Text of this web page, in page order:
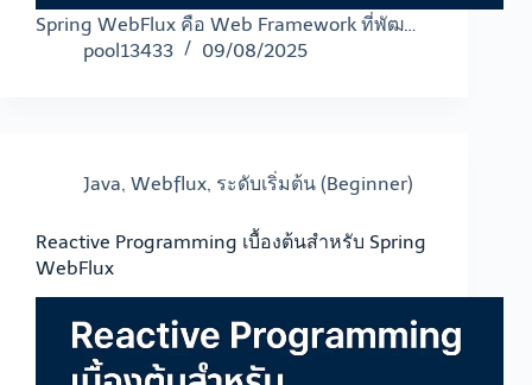
Spring WebFlux คือ Web Framework ที่พัฒ…
pool13433
09/08/2025
Java, Webflux, ระดับเริ่มต้น (Beginner)
Reactive Programming เบื้องต้นสำหรับ Spring
WebFlux